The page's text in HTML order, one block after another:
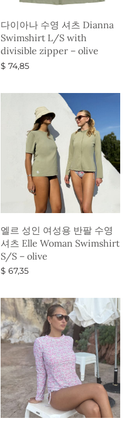
다이아나 수영 셔츠 Dianna
Swimshirt L/S with
divisible zipper – olive
$ 74,85
엘르 성인 여성용 반팔 수영
셔츠 Elle Woman Swimshirt
S/S – olive
$ 67,35